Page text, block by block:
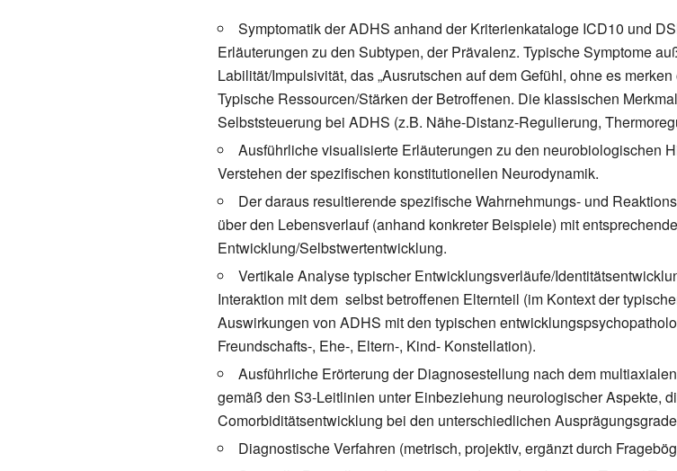
Symptomatik der ADHS anhand der Kriterienkataloge ICD10 und
Erläuterungen zu den Subtypen, der Prävalenz. Typische Symptome
Labilität/Impulsivität, das „Ausrutschen auf dem Gefühl, ohne es
Typische Ressourcen/Stärken der Betroffenen. Die klassischen
Selbststeuerung bei ADHS (z.B. Nähe-Distanz-Regulierung,
Ausführliche visualisierte Erläuterungen zu den neurobiologischen
Verstehen der spezifischen konstitutionellen Neurodynamik.
Der daraus resultierende spezifische Wahrnehmungs- und
über den Lebensverlauf (anhand konkreter Beispiele) mit
Entwicklung/Selbstwertentwicklung.
Vertikale Analyse typischer Entwicklungsverläufe/
Interaktion mit dem selbst betroffenen Elternteil (im Kontext der
Auswirkungen von ADHS mit den typischen
Freundschafts-, Ehe-, Eltern-, Kind- Konstellation).
Ausführliche Erörterung der Diagnosestellung nach dem
gemäß den S3-Leitlinien unter Einbeziehung neurologischer Aspekte,
Comorbiditätsentwicklung bei den unterschiedlichen
Diagnostische Verfahren (metrisch, projektiv, ergänzt durch